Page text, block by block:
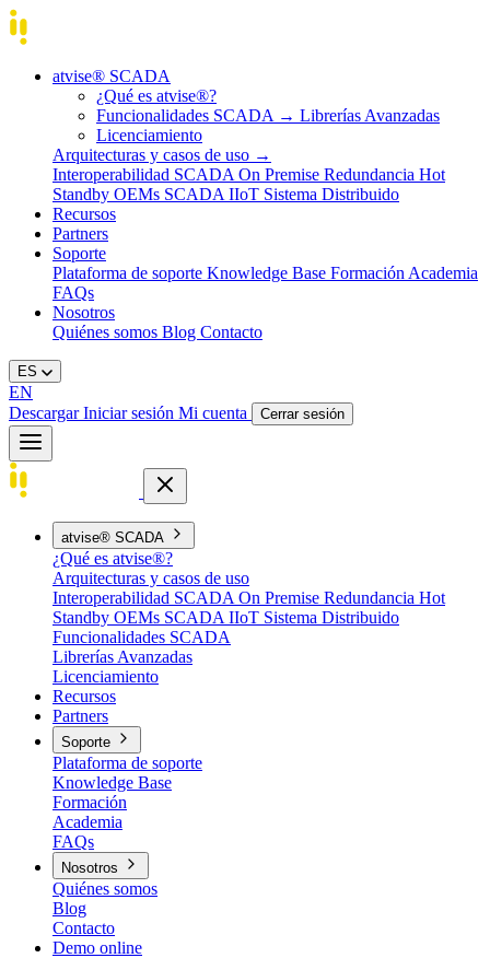
atvise® SCADA
¿Qué es atvise®?
Funcionalidades SCADA → Librerías Avanzadas
Licenciamiento
Arquitecturas y casos de uso →
Interoperabilidad SCADA On Premise Redundancia Hot
Standby OEMs SCADA IIoT Sistema Distribuido
Recursos
Partners
Soporte
Plataforma de soporte Knowledge Base Formación Academia
FAQs
Nosotros
Quiénes somos Blog Contacto
ES
EN
DescargarIniciar sesión Mi cuenta Cerrar sesión
atvise® SCADA
¿Qué es atvise®?
Arquitecturas y casos de uso
Interoperabilidad SCADA On Premise Redundancia Hot
Standby OEMs SCADA IIoT Sistema Distribuido
Funcionalidades SCADA
Librerías Avanzadas
Licenciamiento
Recursos
Partners
Soporte
Plataforma de soporte
Knowledge Base
Formación
Academia
FAQs
Nosotros
Quiénes somos
Blog
Contacto
Demo online